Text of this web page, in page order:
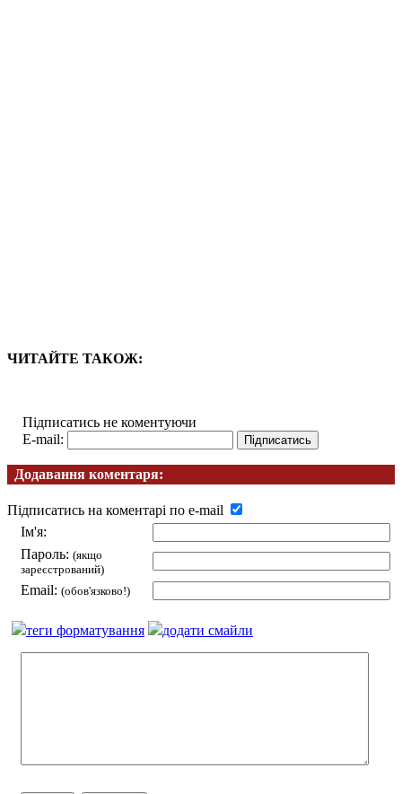
ЧИТАЙТЕ ТАКОЖ:
Підписатись не коментуючи
E-mail:
Додавання коментаря:
Підписатись на коментарі по e-mail
Ім'я:
Пароль: (якщо
зареєстрований)
Email: (обов'язково!)
теги форматування додати смайли